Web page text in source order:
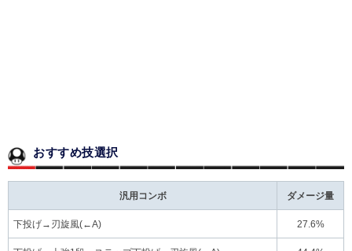
おすすめ技選択
汎用コンボ ダメージ量
下投げ→刃旋風(←A) 27.6%